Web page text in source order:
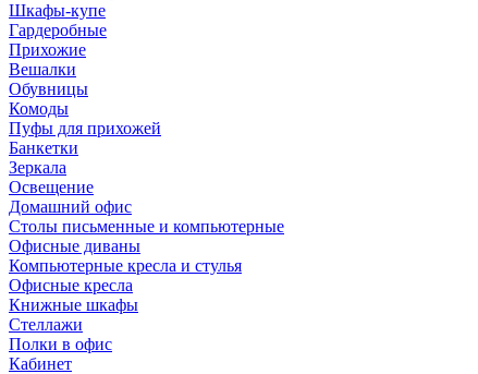
Шкафы-купе
Гардеробные
Прихожие
Вешалки
Обувницы
Комоды
Пуфы для прихожей
Банкетки
Зеркала
Освещение
Домашний офис
Столы письменные и компьютерные
Офисные диваны
Компьютерные кресла и стулья
Офисные кресла
Книжные шкафы
Стеллажи
Полки в офис
Кабинет